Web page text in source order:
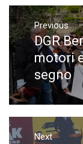
Navigazione
articoli
Previous
Previous
post:
DGR
motori
segno
Next